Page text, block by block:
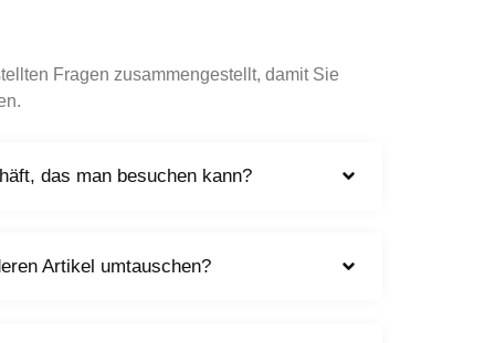
Fragen zusammengestellt, damit Sie
das man besuchen kann?
Artikel umtauschen?